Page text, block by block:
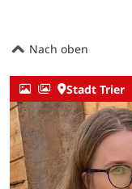
Nach oben
Stadt Trier